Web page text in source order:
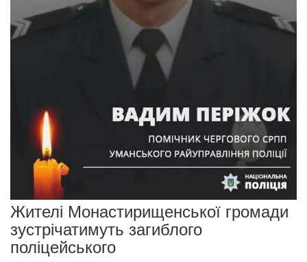
Жителі Монастирищенської громади
зустрічатимуть загиблого
поліцейського